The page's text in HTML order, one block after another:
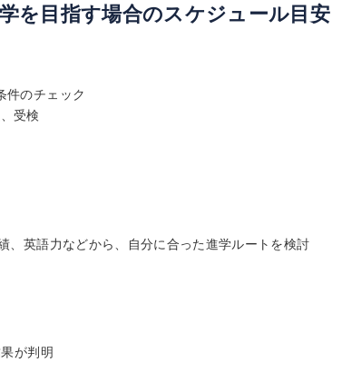
を目指す場合のスケジュール目安
件のチェック
受検
、英語力などから、自分に合った進学ルートを検討
が判明